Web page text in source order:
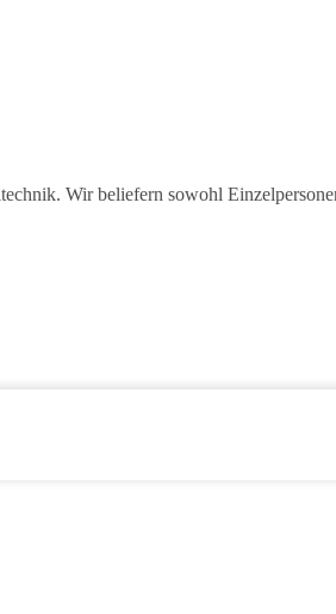
Wir beliefern sowohl